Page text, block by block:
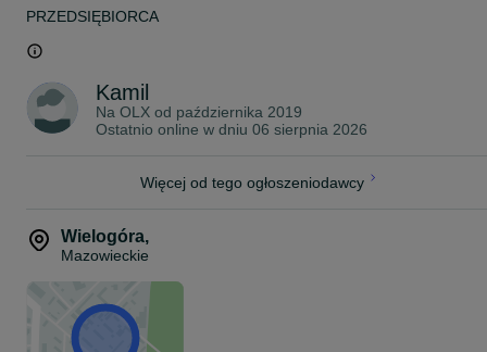
PRZEDSIĘBIORCA
Kamil
Na OLX od października 2019
Ostatnio online w dniu 06 sierpnia 2026
Więcej od tego ogłoszeniodawcy
Wielogóra,
Mazowieckie